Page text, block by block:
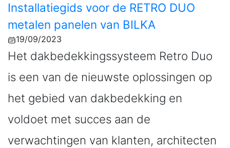
Installatiegids voor de RETRO DUO
metalen panelen van BILKA
19/09/2023
Het dakbedekkingssysteem Retro Duo
is een van de nieuwste oplossingen op
het gebied van dakbedekking en
voldoet met succes aan de
verwachtingen van klanten, architecten